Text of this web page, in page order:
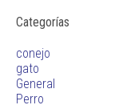
Categorías
conejo
gato
General
Perro